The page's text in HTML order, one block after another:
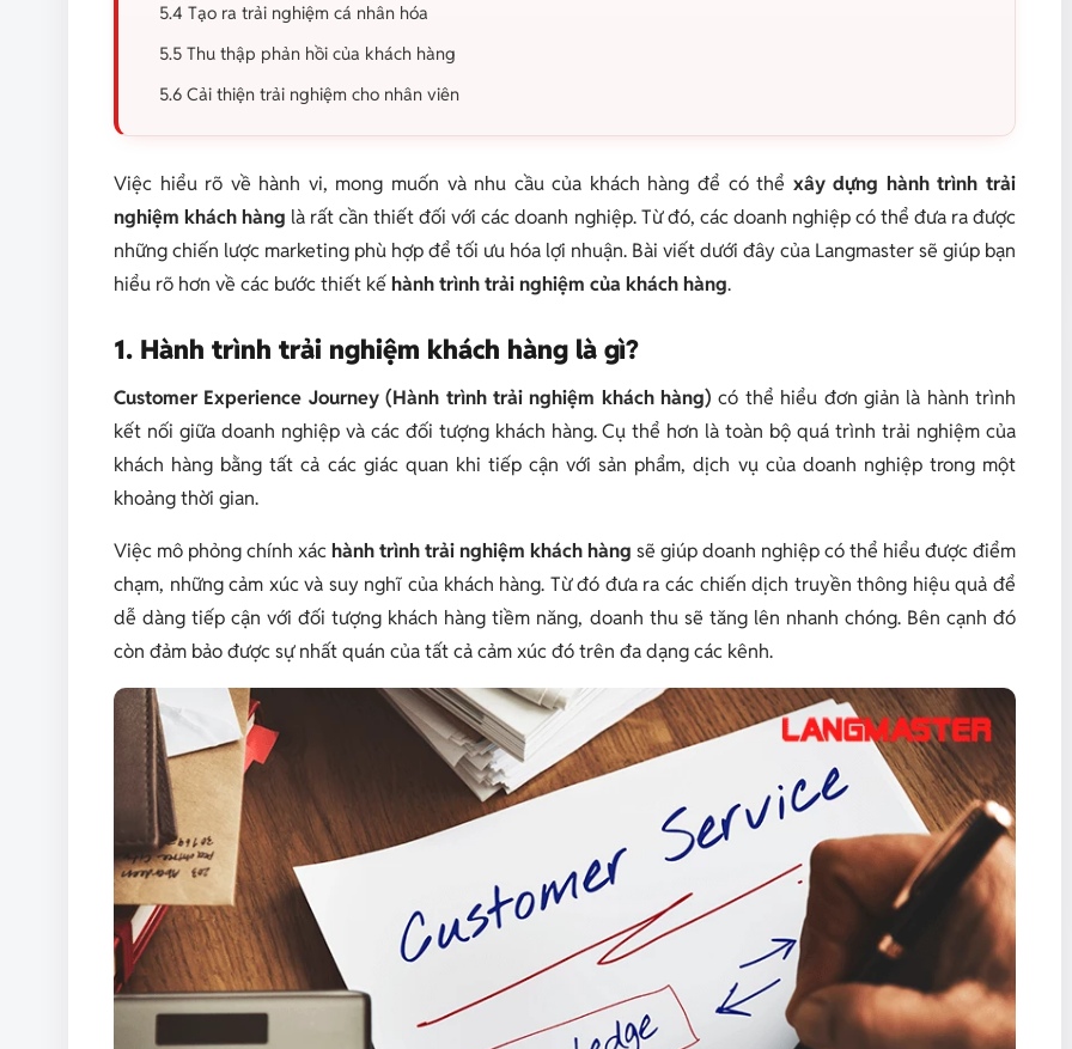
5.4 Tạo ra trải nghiệm cá nhân hóa
5.5 Thu thập phản hồi của khách hàng
5.6 Cải thiện trải nghiệm cho nhân viên
Việc hiểu rõ về hành vi, mong muốn và nhu cầu của khách hàng để có thể xây dựng hành trình trải
nghiệm khách hàng là rất cần thiết đối với các doanh nghiệp. Từ đó, các doanh nghiệp có thể đưa ra được
những chiến lược marketing phù hợp để tối ưu hóa lợi nhuận. Bài viết dưới đây của Langmaster sẽ giúp bạn
hiểu rõ hơn về các bước thiết kếhành trình trải nghiệm của khách hàng.
1. Hành trình trải nghiệm khách hàng là gì?
Customer Experience Journey (Hành trình trải nghiệm khách hàng) có thể hiểu đơn giản là hành trình
kết nối giữa doanh nghiệp và các đối tượng khách hàng. Cụ thể hơn là toàn bộ quá trình trải nghiệm của
khách hàng bằng tất cả các giác quan khi tiếp cận với sản phẩm, dịch vụ của doanh nghiệp trong một
khoảng thời gian.
Việc mô phỏng chính xáchành trình trải nghiệm khách hàng sẽ giúp doanh nghiệp có thể hiểu được điểm
chạm, những cảm xúc và suy nghĩ của khách hàng. Từ đó đưa ra các chiến dịch truyền thông hiệu quả để
dễ dàng tiếp cận với đối tượng khách hàng tiềm năng, doanh thu sẽ tăng lên nhanh chóng. Bên cạnh đó
còn đảm bảo được sự nhất quán của tất cả cảm xúc đó trên đa dạng các kênh.